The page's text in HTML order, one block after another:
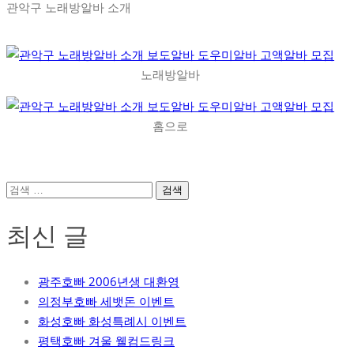
관악구 노래방알바 소개
노래방알바
홈으로
검
최신 글
광주호빠 2006년생 대환영
의정부호빠 세뱃돈 이벤트
화성호빠 화성특례시 이벤트
평택호빠 겨울 웰컴드링크